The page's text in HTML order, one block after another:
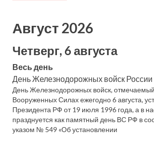
Август 2026
Четверг, 6 августа
Весь день
День Железнодорожных войск России
День Железнодорожных войск,
Вооруженных Силах ежегодно 6 августа,
Президента РФ от 19 июля 1996 года, а в
празднуется как памятный день ВС РФ в
указом № 549 «Об установлении